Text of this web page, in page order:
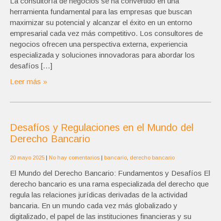
herramienta fundamental para las empresas que buscan
maximizar su potencial y alcanzar el éxito en un entorno
empresarial cada vez más competitivo. Los consultores de
negocios ofrecen una perspectiva externa, experiencia
especializada y soluciones innovadoras para abordar los
desafíos […]
Leer más »
Desafíos y Regulaciones en el Mundo del
Derecho Bancario
20 mayo 2025 No hay comentarios bancario derecho bancario
El Mundo del Derecho Bancario: Fundamentos y Desafíos El
derecho bancario es una rama especializada del derecho que
regula las relaciones jurídicas derivadas de la actividad
bancaria. En un mundo cada vez más globalizado y
digitalizado, el papel de las instituciones financieras y su